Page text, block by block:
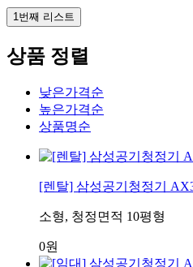
1번째 리스트
상품 정렬
낮은가격순
높은가격순
상품명순
[렌탈] 삼성공기청정기
소형, 청정면적 10평형
0원